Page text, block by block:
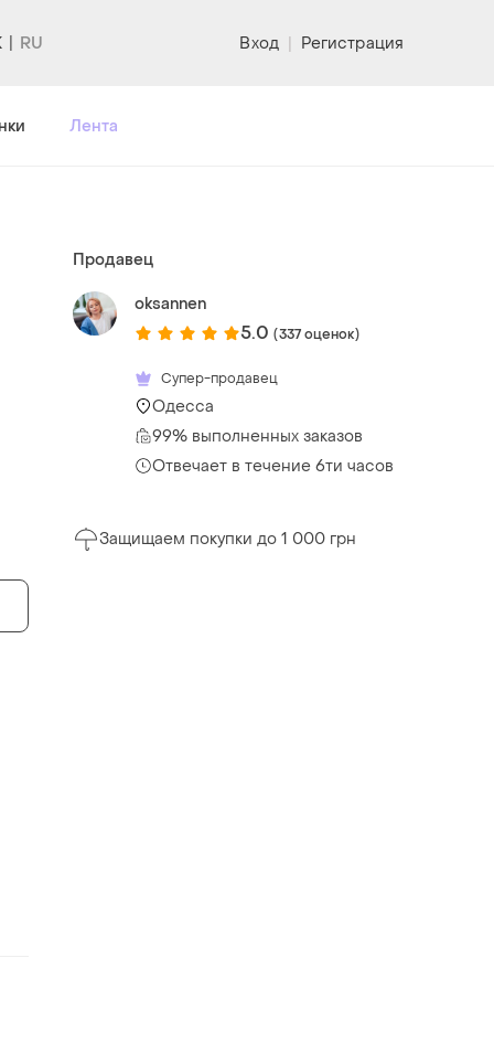
Вход | Регистрация
Лента
Продавец
oksannen
5.0 (337 оценок)
Супер-продавец
Одесса
99% выполненных заказов
Отвечает в течение 6ти часов
Защищаем покупки до 1 000 грн